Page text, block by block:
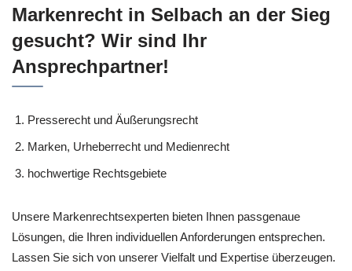
Markenrecht in Selbach an der Sieg
gesucht? Wir sind Ihr
Ansprechpartner!
Presserecht und Äußerungsrecht
Marken, Urheberrecht und Medienrecht
hochwertige Rechtsgebiete
Unsere Markenrechtsexperten bieten Ihnen passgenaue
Lösungen, die Ihren individuellen Anforderungen entsprechen.
Lassen Sie sich von unserer Vielfalt und Expertise überzeugen.